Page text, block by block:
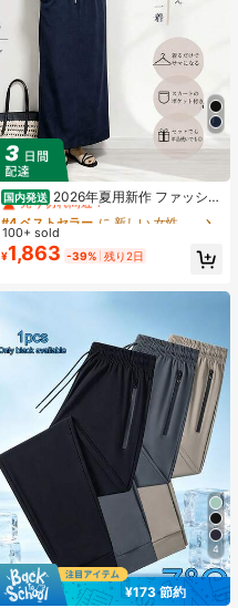
国内発送 2026年夏用新作 ファッショ
ンでカジュアルなセット、女性向け
ゆったりとしたシルエットのスリム
効果のある2点セット、純色。外出や
遊びにぴったり
#4 ベストセラー
に 新しい 女性用ツーピース衣装
売り切れ間近！
#4 ベストセラー
売り切れ間近！
#4 ベストセラー
売り切れ間近！
#4 ベストセラー
100+ sold
¥1,863 -39% 残り2日
4
¥173 節約